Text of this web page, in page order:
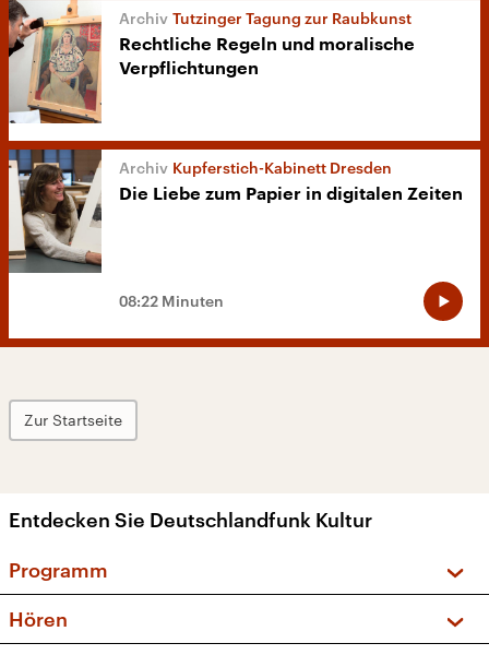
Tutzinger Tagung zur Raubkunst
Rechtliche Regeln und moralische
Verpflichtungen
Kupferstich-Kabinett Dresden
Die Liebe zum Papier in digitalen Zeiten
08:22 Minuten
Zur Startseite
Entdecken Sie Deutschlandfunk Kultur
Programm
Sendungen und Podcasts
Hören